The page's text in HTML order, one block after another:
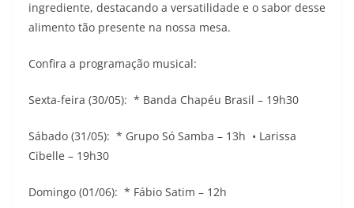
ingrediente, destacando a versatilidade e o sabor desse
alimento tão presente na nossa mesa.
Confira a programação musical:
Sexta-feira (30/05): * Banda Chapéu Brasil – 19h30
Sábado (31/05): * Grupo Só Samba – 13h • Larissa
Cibelle – 19h30
Domingo (01/06): * Fábio Satim – 12h